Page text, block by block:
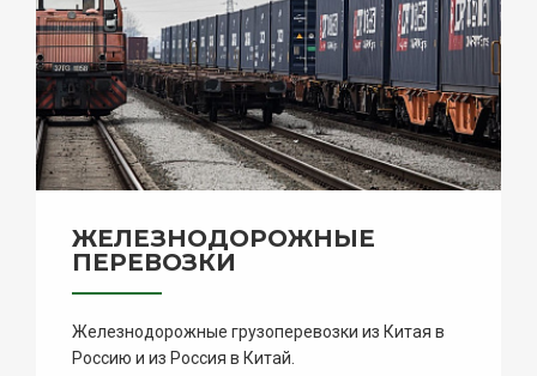
ЖЕЛЕЗНОДОРОЖНЫЕ
ПЕРЕВОЗКИ
Железнодорожные грузоперевозки из Китая в
Россию и из Россия в Китай.